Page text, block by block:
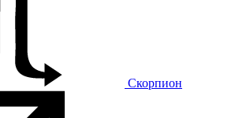
Скорпион